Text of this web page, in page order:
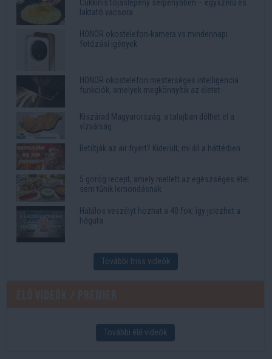
Cukkinis tojáslepény serpenyőben – egyszerű és
laktató vacsora
HONOR okostelefon-kamera vs mindennapi
fotózási igények
HONOR okostelefon mesterséges intelligencia
funkciók, amelyek megkönnyítik az életet
Kiszárad Magyarország: a talajban dőlhet el a
vízválság
Betiltják az air fryert? Kiderült, mi áll a háttérben
5 görög recept, amely mellett az egészséges étel
sem tűnik lemondásnak
Halálos veszélyt hozhat a 40 fok: így jelezhet a
hőguta
További friss videók
További élő videók